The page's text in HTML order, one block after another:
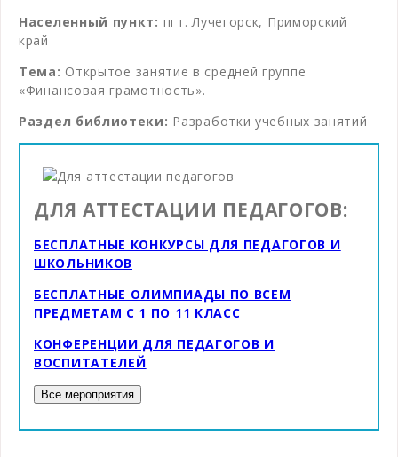
Населенный пункт: пгт. Лучегорск, Приморский
край
Тема: Открытое занятие в средней группе
«Финансовая грамотность».
Раздел библиотеки: Разработки учебных занятий
ДЛЯ АТТЕСТАЦИИ ПЕДАГОГОВ:
БЕСПЛАТНЫЕ КОНКУРСЫ ДЛЯ ПЕДАГОГОВ И
ШКОЛЬНИКОВ
БЕСПЛАТНЫЕ ОЛИМПИАДЫ ПО ВСЕМ
ПРЕДМЕТАМ С 1 ПО 11 КЛАСС
КОНФЕРЕНЦИИ ДЛЯ ПЕДАГОГОВ И
ВОСПИТАТЕЛЕЙ